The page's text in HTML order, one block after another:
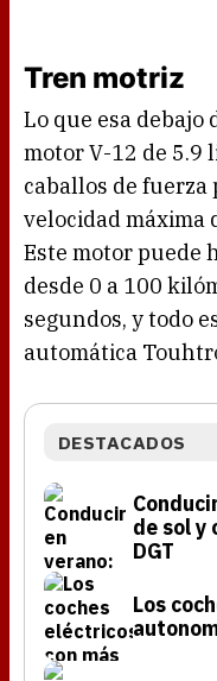
Tren motriz
Lo que esa debajo
motor V-12 de 5.9
caballos de
velocidad máxima
Este motor puede
desde 0 a 100
segundos, y todo
automática
DESTACADOS
de sol y
DGT
Los